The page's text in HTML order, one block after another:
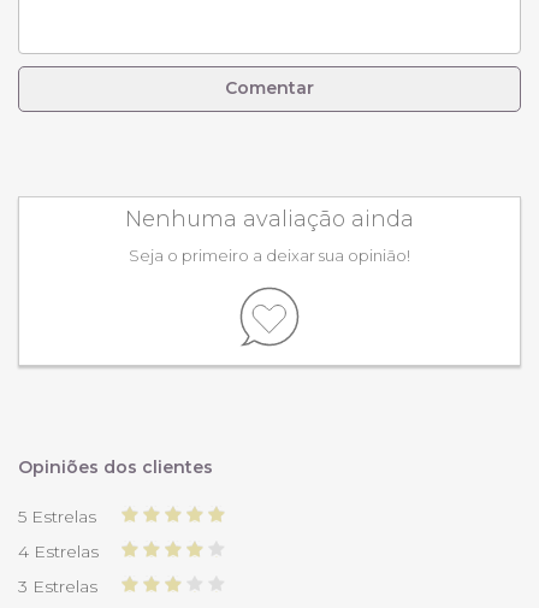
Comentar
Nenhuma avaliação ainda
Seja o primeiro a deixar sua opinião!
Opiniões dos clientes
5 Estrelas
4 Estrelas
3 Estrelas